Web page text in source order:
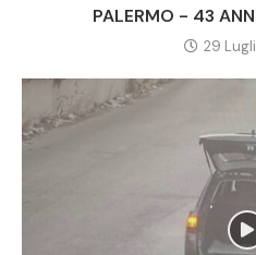
PALERMO - 43
29